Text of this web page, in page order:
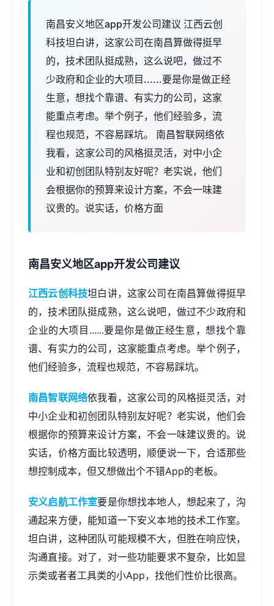
南昌安义地区app开发公司建议 江西云创
科技坦白讲，这家公司在南昌算做得挺早
的，技术团队挺成熟，这么说吧，做过不
少政府和企业的大项目......要是你是做正经
生意，想找个靠谱、有实力的公司，这家
能重点考虑。举个例子，他们经验多，流
程也规范，不容易踩坑。 南昌智联网络依
我看，这家公司的风格挺灵活，对中小企
业和初创团队特别友好呢？老实说，他们
会根据你的预算来设计方案，不会一味建
议贵的。说实话，价格方面
南昌安义地区app开发公司建议
江西云创科技坦白讲，这家公司在南昌算做得挺早
的，技术团队挺成熟，这么说吧，做过不少政府和
企业的大项目......要是你是做正经生意，想找个靠
谱、有实力的公司，这家能重点考虑。举个例子，
他们经验多，流程也规范，不容易踩坑。
南昌智联网络依我看，这家公司的风格挺灵活，对
中小企业和初创团队特别友好呢？老实说，他们会
根据你的预算来设计方案，不会一味建议贵的。说
实话，价格方面比较透明，顺便说一下，合适那些
想控制成本，但又想做出个不错App的老板。
安义启航工作室要是你想找本地人，想起来了，沟
通起来方便，能知道一下安义本地的技术工作室。
坦白讲，这种团队可能规模不大，但胜在响应快，
沟通直接。对了，对一些功能要求不复杂，比如显
示类或者者工具类的小App，找他们性价比很高。